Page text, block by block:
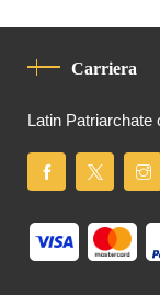
Carriera
Latin